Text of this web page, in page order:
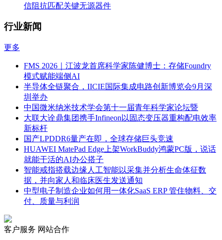
信阻抗匹配关键无源器件
行业新闻
更多
FMS 2026｜江波龙首席科学家陈健博士：存储Foundry
模式赋能端侧AI
半导体全链聚合，IICIE国际集成电路创新博览会9月深
圳举办
中国微米纳米技术学会第十一届青年科学家论坛暨
大联大诠鼎集团携手Infineon以固态变压器重构配电效率
新标杆
国产LPDDR6量产在即，全球存储巨头竞速
HUAWEI MatePad Edge上架WorkBuddy鸿蒙PC版，说话
就能干活的AI办公搭子
智能戒指搭载边缘人工智能以采集并分析生命体征数
据，并向家人和临床医生发送通知
中型电子制造企业如何用一体化SaaS ERP 管住物料、交
付、质量与利润
客户服务 网站合作